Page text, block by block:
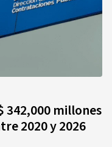
342,000 millones
2020 y 2026